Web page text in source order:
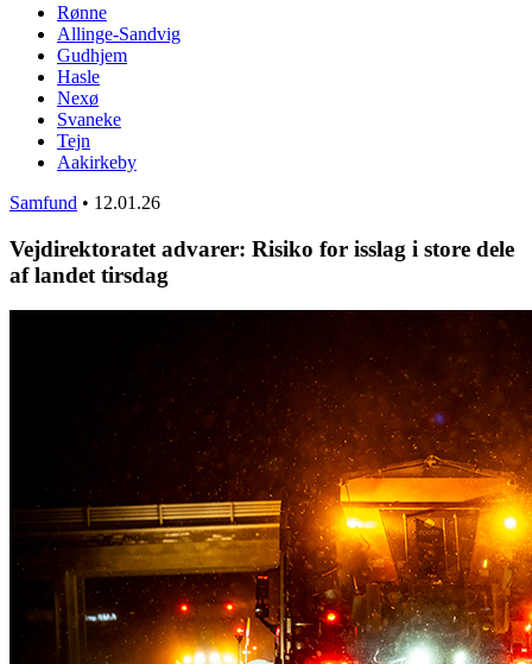
Rønne
Allinge-Sandvig
Gudhjem
Hasle
Nexø
Svaneke
Tejn
Aakirkeby
Samfund • 12.01.26
Vejdirektoratet advarer: Risiko for isslag i store dele
af landet tirsdag